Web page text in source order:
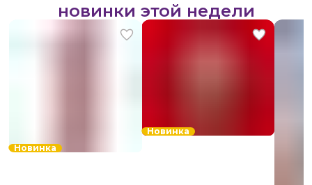
новинки этой недели
Новинка
Новинка